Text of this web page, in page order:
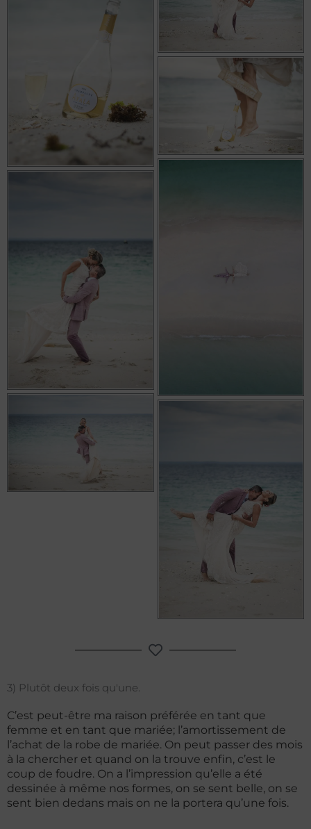
3) Plutôt deux fois qu'une.
C’est peut-être ma raison préférée en tant que
femme et en tant que mariée; l’amortissement de
l’achat de la robe de mariée. On peut passer des mois
à la chercher et quand on la trouve enfin, c’est le
coup de foudre. On a l’impression qu’elle a été
dessinée à même nos formes, on se sent belle, on se
sent bien dedans mais on ne la portera qu’une fois.